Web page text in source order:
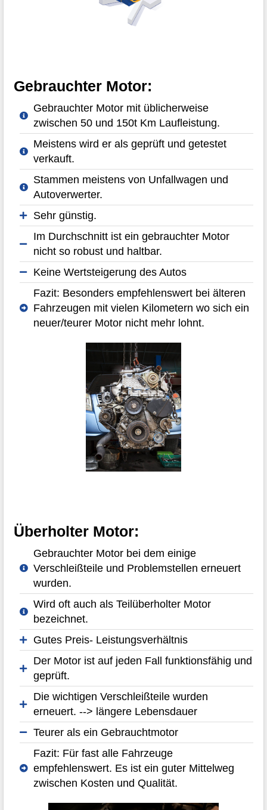
Gebrauchter Motor:
Gebrauchter Motor mit üblicherweise
zwischen 50 und 150t Km Laufleistung.
Meistens wird er als geprüft und getestet
verkauft.
Stammen meistens von Unfallwagen und
Autoverwerter.
Sehr günstig.
Im Durchschnitt ist ein gebrauchter Motor
nicht so robust und haltbar.
Keine Wertsteigerung des Autos
Fazit: Besonders empfehlenswert bei älteren
Fahrzeugen mit vielen Kilometern wo sich ein
neuer/teurer Motor nicht mehr lohnt.
Überholter Motor:
Gebrauchter Motor bei dem einige
Verschleißteile und Problemstellen erneuert
wurden.
Wird oft auch als Teilüberholter Motor
bezeichnet.
Gutes Preis- Leistungsverhältnis
Der Motor ist auf jeden Fall funktionsfähig und
geprüft.
Die wichtigen Verschleißteile wurden
erneuert. --> längere Lebensdauer
Teurer als ein Gebrauchtmotor
Fazit: Für fast alle Fahrzeuge
empfehlenswert. Es ist ein guter Mittelweg
zwischen Kosten und Qualität.